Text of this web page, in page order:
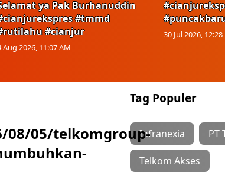
ya Pak Burhanuddin
#tmmd
#cianjur
Aug 2026, 11:07 AM
30 Jul 2026, 12:28
08/05/telkomgroup-
Tag Populer
Infranexia PT
Telkom Akses